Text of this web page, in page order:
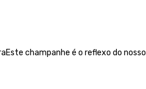
champanhe é o reflexo do